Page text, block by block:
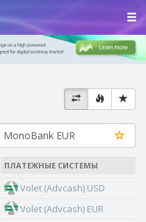
ПЛАТЕЖНЫЕ СИСТЕМЫ
Volet (Advcash) USD
Volet (Advcash) EUR